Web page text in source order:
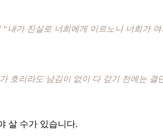
“내가 진실로 너희에게 이르노니 너희가
호리라도 남김이 없이 다 갚기 전에는 결
살 수가 있습니다.